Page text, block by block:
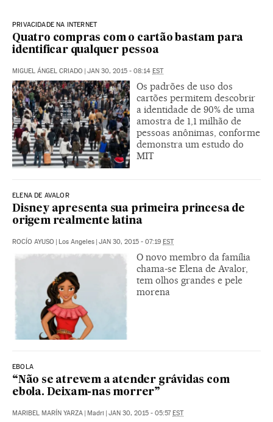
PRIVACIDADE NA INTERNET
Quatro compras com o cartão bastam para
identificar qualquer pessoa
MIGUEL ÁNGEL CRIADO | JAN 30, 2015 - 08:14 EST
Os padrões de uso dos
cartões permitem descobrir
a identidade de 90% de uma
amostra de 1,1 milhão de
pessoas anônimas, conforme
demonstra um estudo do
MIT
ELENA DE AVALOR
Disney apresenta sua primeira princesa de
origem realmente latina
ROCÍO AYUSO Los Angeles JAN 30, 2015 - 07:19 EST
O novo membro da família
chama-se Elena de Avalor,
tem olhos grandes e pele
morena
EBOLA
“Não se atrevem a atender grávidas com
ebola. Deixam-nas morrer”
MARIBEL MARÍN YARZA Madri JAN 30, 2015 - 05:57 EST